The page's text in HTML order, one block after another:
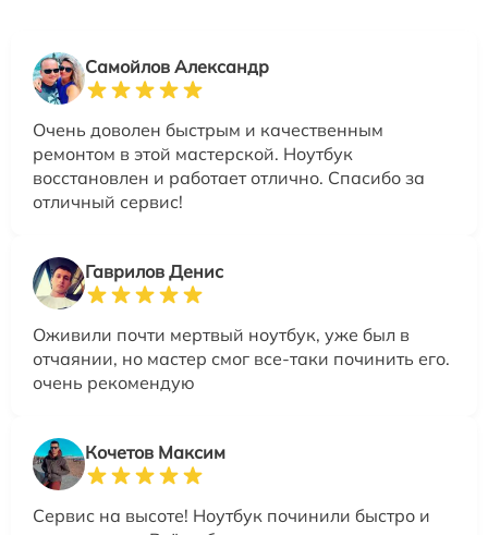
Самойлов Александр
Очень доволен быстрым и качественным
ремонтом в этой мастерской. Ноутбук
восстановлен и работает отлично. Спасибо за
отличный сервис!
Гаврилов Денис
Оживили почти мертвый ноутбук, уже был в
отчаянии, но мастер смог все-таки починить его.
очень рекомендую
Кочетов Максим
Сервис на высоте! Ноутбук починили быстро и